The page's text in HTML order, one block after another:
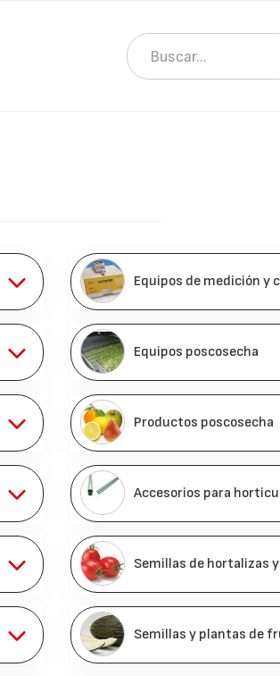
Equipos de medición y
Equipos poscosecha
Productos poscosecha
Accesorios para
Semillas de hortalizas
Semillas y plantas de